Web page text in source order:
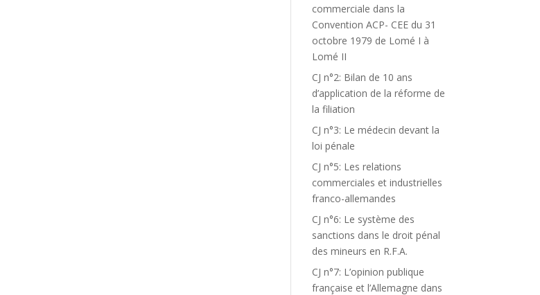
commerciale dans la
Convention ACP- CEE du 31
octobre 1979 de Lomé I à
Lomé II
CJ n°2: Bilan de 10 ans
d’application de la réforme de
la filiation
CJ n°3: Le médecin devant la
loi pénale
CJ n°5: Les relations
commerciales et industrielles
franco-allemandes
CJ n°6: Le système des
sanctions dans le droit pénal
des mineurs en R.F.A.
CJ n°7: L’opinion publique
française et l’Allemagne dans